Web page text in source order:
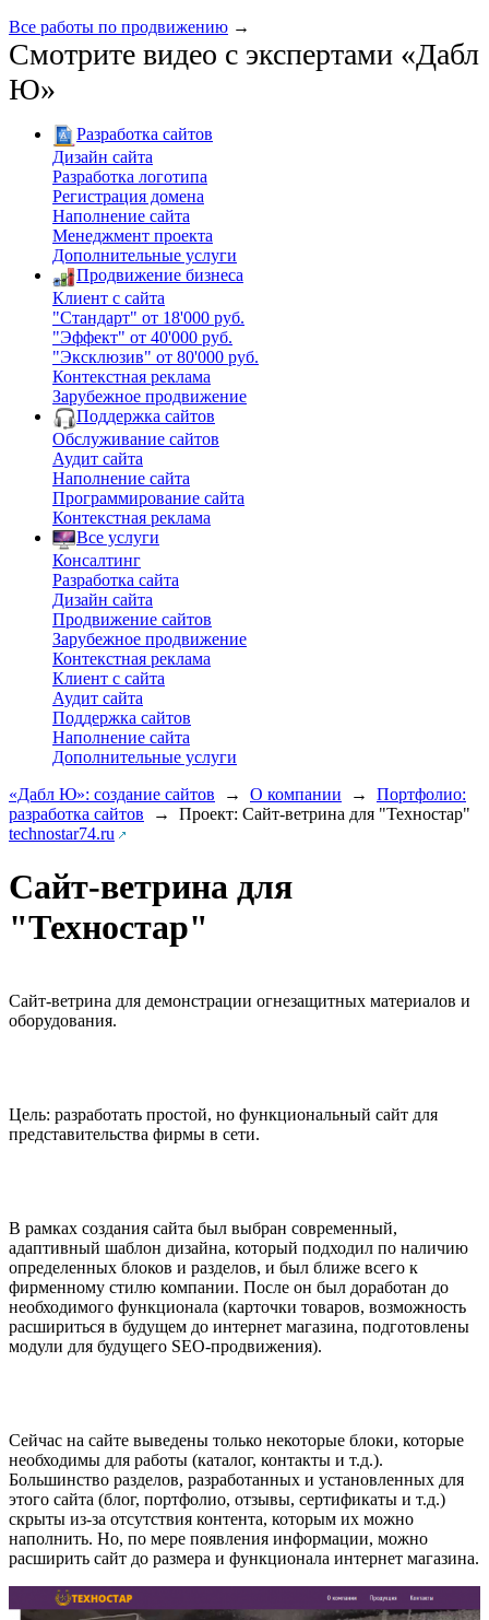
Все работы по продвижению →
Смотрите видео с экспертами «Дабл
Ю»
Разработка сайтов
Дизайн сайта
Разработка логотипа
Регистрация домена
Наполнение сайта
Менеджмент проекта
Дополнительные услуги
Продвижение бизнеса
Клиент с сайта
"Стандарт" от 18'000 руб.
"Эффект" от 40'000 руб.
"Эксклюзив" от 80'000 руб.
Контекстная реклама
Зарубежное продвижение
Поддержка сайтов
Обслуживание сайтов
Аудит сайта
Наполнение сайта
Программирование сайта
Контекстная реклама
Все услуги
Консалтинг
Разработка сайта
Дизайн сайта
Продвижение сайтов
Зарубежное продвижение
Контекстная реклама
Клиент с сайта
Аудит сайта
Поддержка сайтов
Наполнение сайта
Дополнительные услуги
«Дабл Ю»: создание сайтов
→ О компании →
Портфолио:
разработка сайтов
→
Проект: Сайт-ветрина для "Техностар"
technostar74.ru
Сайт-ветрина для
"Техностар"
Сайт-ветрина для демонстрации огнезащитных материалов и
оборудования.
Цель: разработать простой, но функциональный сайт для
представительства фирмы в сети.
В рамках создания сайта был выбран современный,
адаптивный шаблон дизайна, который подходил по наличию
определенных блоков и разделов, и был ближе всего к
фирменному стилю компании. После он был доработан до
необходимого функционала (карточки товаров, возможность
расшириться в будущем до интернет магазина, подготовлены
модули для будущего SEO-продвижения).
Сейчас на сайте выведены только некоторые блоки, которые
необходимы для работы (каталог, контакты и т.д.).
Большинство разделов, разработанных и установленных для
этого сайта (блог, портфолио, отзывы, сертификаты и т.д.)
скрыты из-за отсутствия контента, которым их можно
наполнить. Но, по мере появления информации, можно
расширить сайт до размера и функционала интернет магазина.